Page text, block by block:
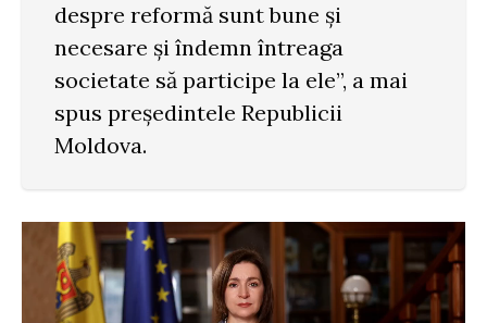
despre reformă sunt bune și
necesare și îndemn întreaga
societate să participe la ele”, a mai
spus președintele Republicii
Moldova.